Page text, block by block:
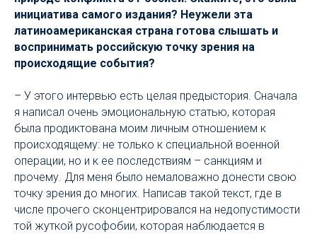
инициатива самого издания? Неужели эта
латиноамериканская страна готова слышать и
воспринимать российскую точку зрения на
происходящие события?
– У этого интервью есть целая предыстория. Сначала
я написал очень эмоциональную статью, которая
была продиктована моим личным отношением к
происходящему: не только к специальной военной
операции, но и к ее последствиям – санкциям и
прочему. Для меня было немаловажно донести свою
точку зрения до многих. Написав такой текст, где в
числе прочего сконцентрировался на недопустимости
той жуткой русофобии, которая наблюдается в